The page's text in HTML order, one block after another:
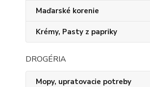
Maďarské korenie
Krémy, Pasty z papriky
DROGÉRIA
Mopy, upratovacie potreby